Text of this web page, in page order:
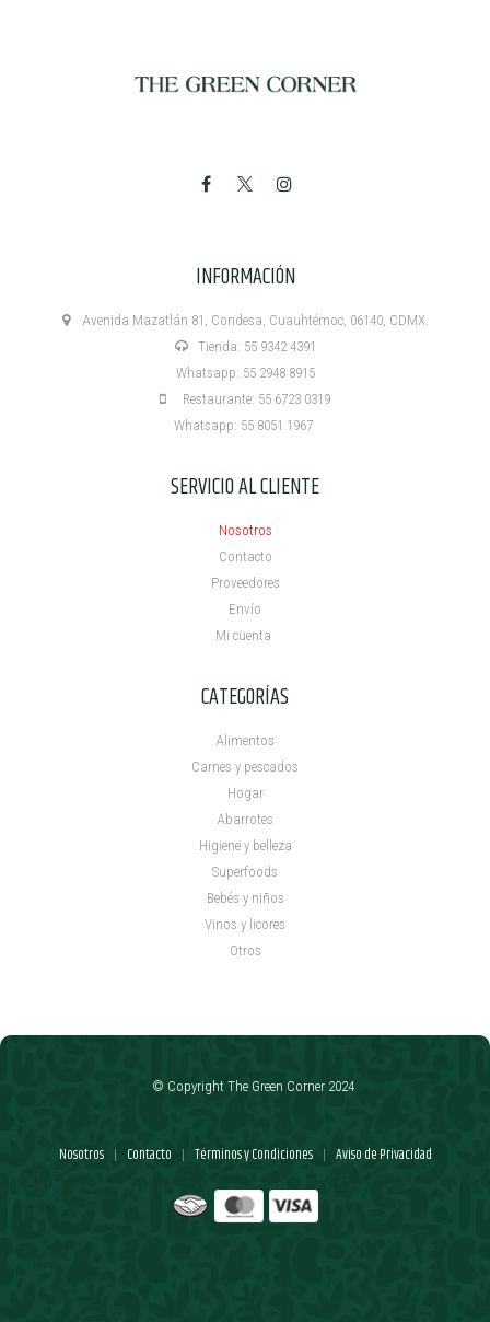
INFORMACIÓN
Avenida Mazatlán 81, Condesa, Cuauhtémoc, 06140, CDMX.
Tienda: 55 9342 4391
Whatsapp: 55 2948 8915
Restaurante: 55 6723 0319
Whatsapp: 55 8051 1967
SERVICIO AL CLIENTE
Nosotros
Contacto
Proveedores
Envío
Mi cuenta ​
CATEGORÍAS
Alimentos
Carnes y pescados
Hogar
Abarrotes
Higiene y belleza
Superfoods
Bebés y niños
Vinos y licores
Otros
Nosotros | Contacto | Términos y Condiciones | Aviso de Privacidad
© Copyright The Green Corner 2024